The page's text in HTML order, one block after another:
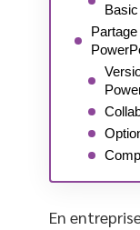
Basic
En